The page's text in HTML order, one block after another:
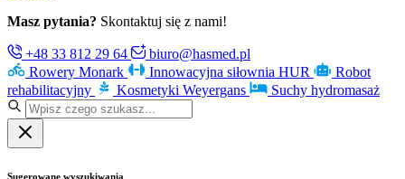
Masz pytania? Skontaktuj się z nami!
+48 33 812 29 64
biuro@hasmed.pl
Rowery Monark
Innowacyjna siłownia HUR
Robot
rehabilitacyjny
Kosmetyki Weyergans Suchy hydromasaż
Sugerowane wyszukiwania